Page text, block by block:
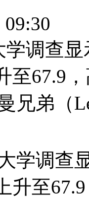
09:30
调查
至67.9
兄弟（
学调查
升至